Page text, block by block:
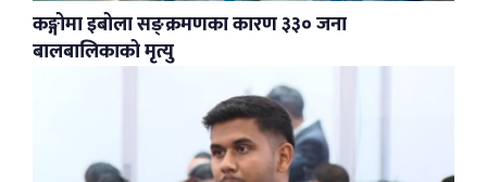
कङ्गोमा इबोला सङ्क्रमणका कारण ३३० जना
बालबालिकाको मृत्यु